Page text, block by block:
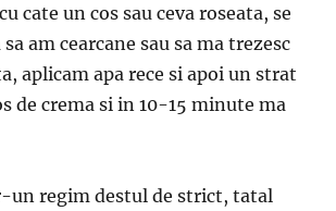
cate un cos sau ceva roseata, se
am cearcane sau sa ma trezesc
aplicam apa rece si apoi un strat
de crema si in 10-15 minute ma
un regim destul de strict, tatal